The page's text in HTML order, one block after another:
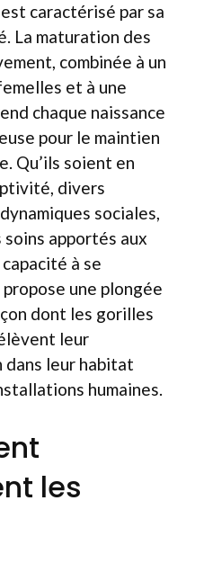
caractérisé par sa
La maturation des
combinée à un
et à une
chaque naissance
pour le maintien
Qu’ils soient en
divers
sociales,
soins apportés aux
à se
une plongée
dont les gorilles
leur
dans leur habitat
humaines.
les